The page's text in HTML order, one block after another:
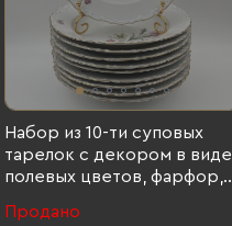
Набор из 10-ти суповых
тарелок с декором в виде
полевых цветов, фарфор,
ГДР, 1960-1990 гг., Kahla,
Продано